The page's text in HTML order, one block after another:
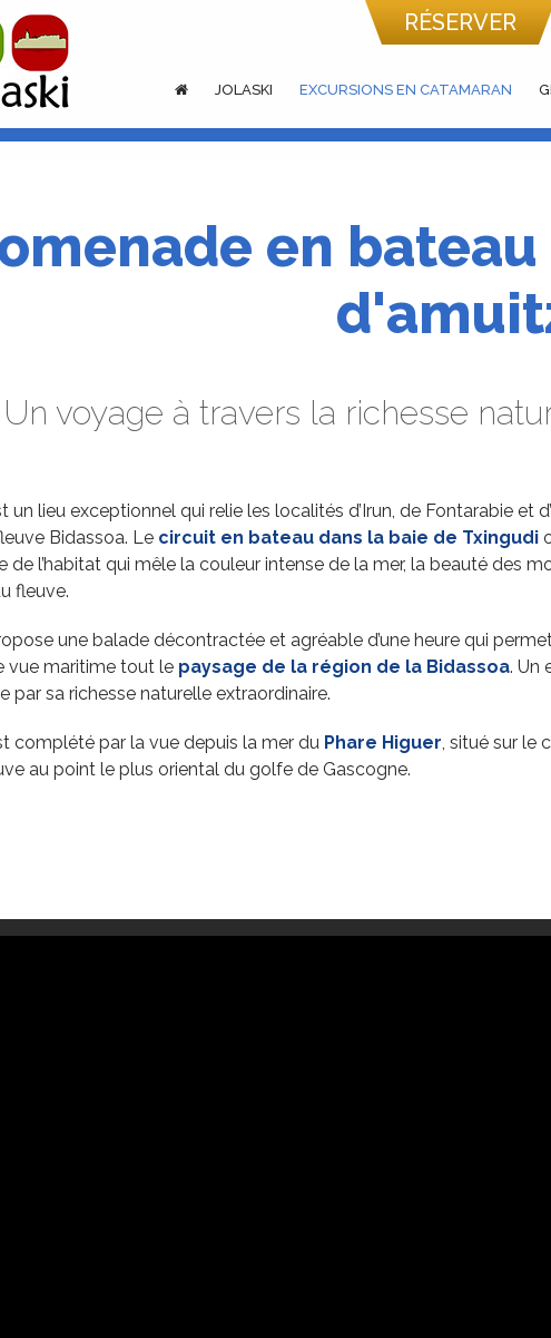
RÉSERVER
JOLASKI EXCURSIONS EN CATAMARAN
en
Un voyage à travers la richesse
un lieu exceptionnel qui relie les localités d’Irun, de Fontarabie et
Bidassoa. Le circuit en bateau dans la baie de Txingudi
l’habitat qui mêle la couleur intense de la mer, la beauté des
fleuve.
une balade décontractée et agréable d’une heure qui
vue maritime tout le paysage de la région de la Bidassoa. Un
par sa richesse naturelle extraordinaire.
complété par la vue depuis la mer du Phare Higuer, situé sur le
au point le plus oriental du golfe de Gascogne.